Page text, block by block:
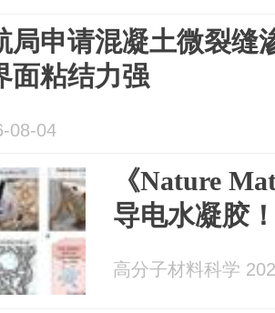
局申请混凝土微裂缝
面粘结力强
08-04
《Nature
导电水凝胶
高分子材料科学